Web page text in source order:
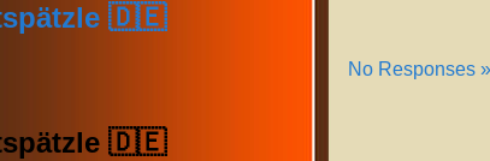
🇩🇪
No Responses »
🇩🇪